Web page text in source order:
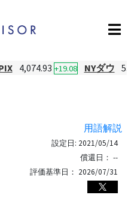
4,074.93 +19.08 NYダウ
用語解説
設定日: 2021/05/14
償還日： --
評価基準日： 2026/07/31